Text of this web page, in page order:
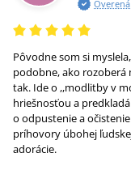
Pôvodne som si
podobne, ako rozoberá
tak. Ide o ,,modlitby v
hriešnosťou a
o odpustenie a
príhovory úbohej
adorácie.